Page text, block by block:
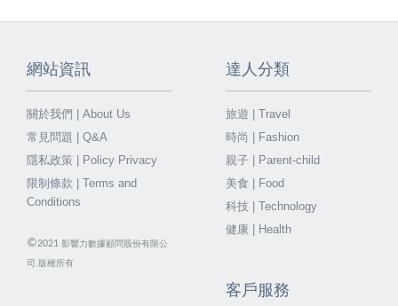
網站資訊
關於我們 | About Us
常見問題 | Q&A
隱私政策 | Policy Privacy
限制條款 | Terms and
Conditions
©2021 影響力數據顧問股份有限公
司.版權所有
達人分類
旅遊 | Travel
時尚 | Fashion
親子 | Parent-child
美食 | Food
科技 | Technology
健康 | Health
客戶服務